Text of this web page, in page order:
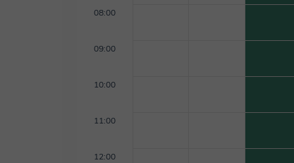
08:00
09:00
10:00
11:00
12:00